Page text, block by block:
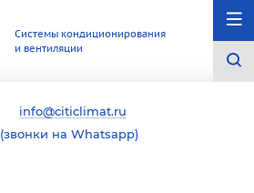
Системы кондиционирования
и вентиляции
info@citiclimat.ru
(звонки на Whatsapp)